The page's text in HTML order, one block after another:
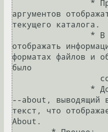
аргументов
текущего каталога.
отображать
форматах файлов и
было
--about, выводящий
текст, что
About.